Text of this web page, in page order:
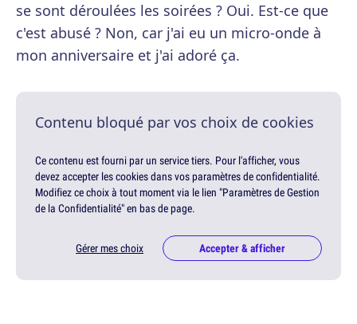
se sont déroulées les soirées ? Oui. Est-ce que
c'est abusé ? Non, car j'ai eu un micro-onde à
mon anniversaire et j'ai adoré ça.
Contenu bloqué par vos choix de cookies
Ce contenu est fourni par un service tiers. Pour l'afficher, vous
devez accepter les cookies dans vos paramètres de confidentialité.
Modifiez ce choix à tout moment via le lien "Paramètres de Gestion
de la Confidentialité" en bas de page.
Gérer mes choix Accepter & afficher